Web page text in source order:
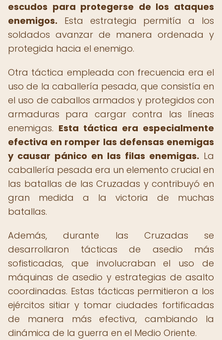
escudos para protegerse de los ataques
enemigos. Esta estrategia permitía a los
soldados avanzar de manera ordenada y
protegida hacia el enemigo.
Otra táctica empleada con frecuencia era el
uso de la caballería pesada, que consistía en
el uso de caballos armados y protegidos con
armaduras para cargar contra las líneas
enemigas. Esta táctica era especialmente
efectiva en romper las defensas enemigas
y causar pánico en las filas enemigas. La
caballería pesada era un elemento crucial en
las batallas de las Cruzadas y contribuyó en
gran medida a la victoria de muchas
batallas.
Además, durante las Cruzadas se
desarrollaron tácticas de asedio más
sofisticadas, que involucraban el uso de
máquinas de asedio y estrategias de asalto
coordinadas. Estas tácticas permitieron a los
ejércitos sitiar y tomar ciudades fortificadas
de manera más efectiva, cambiando la
dinámica de la guerra en el Medio Oriente.